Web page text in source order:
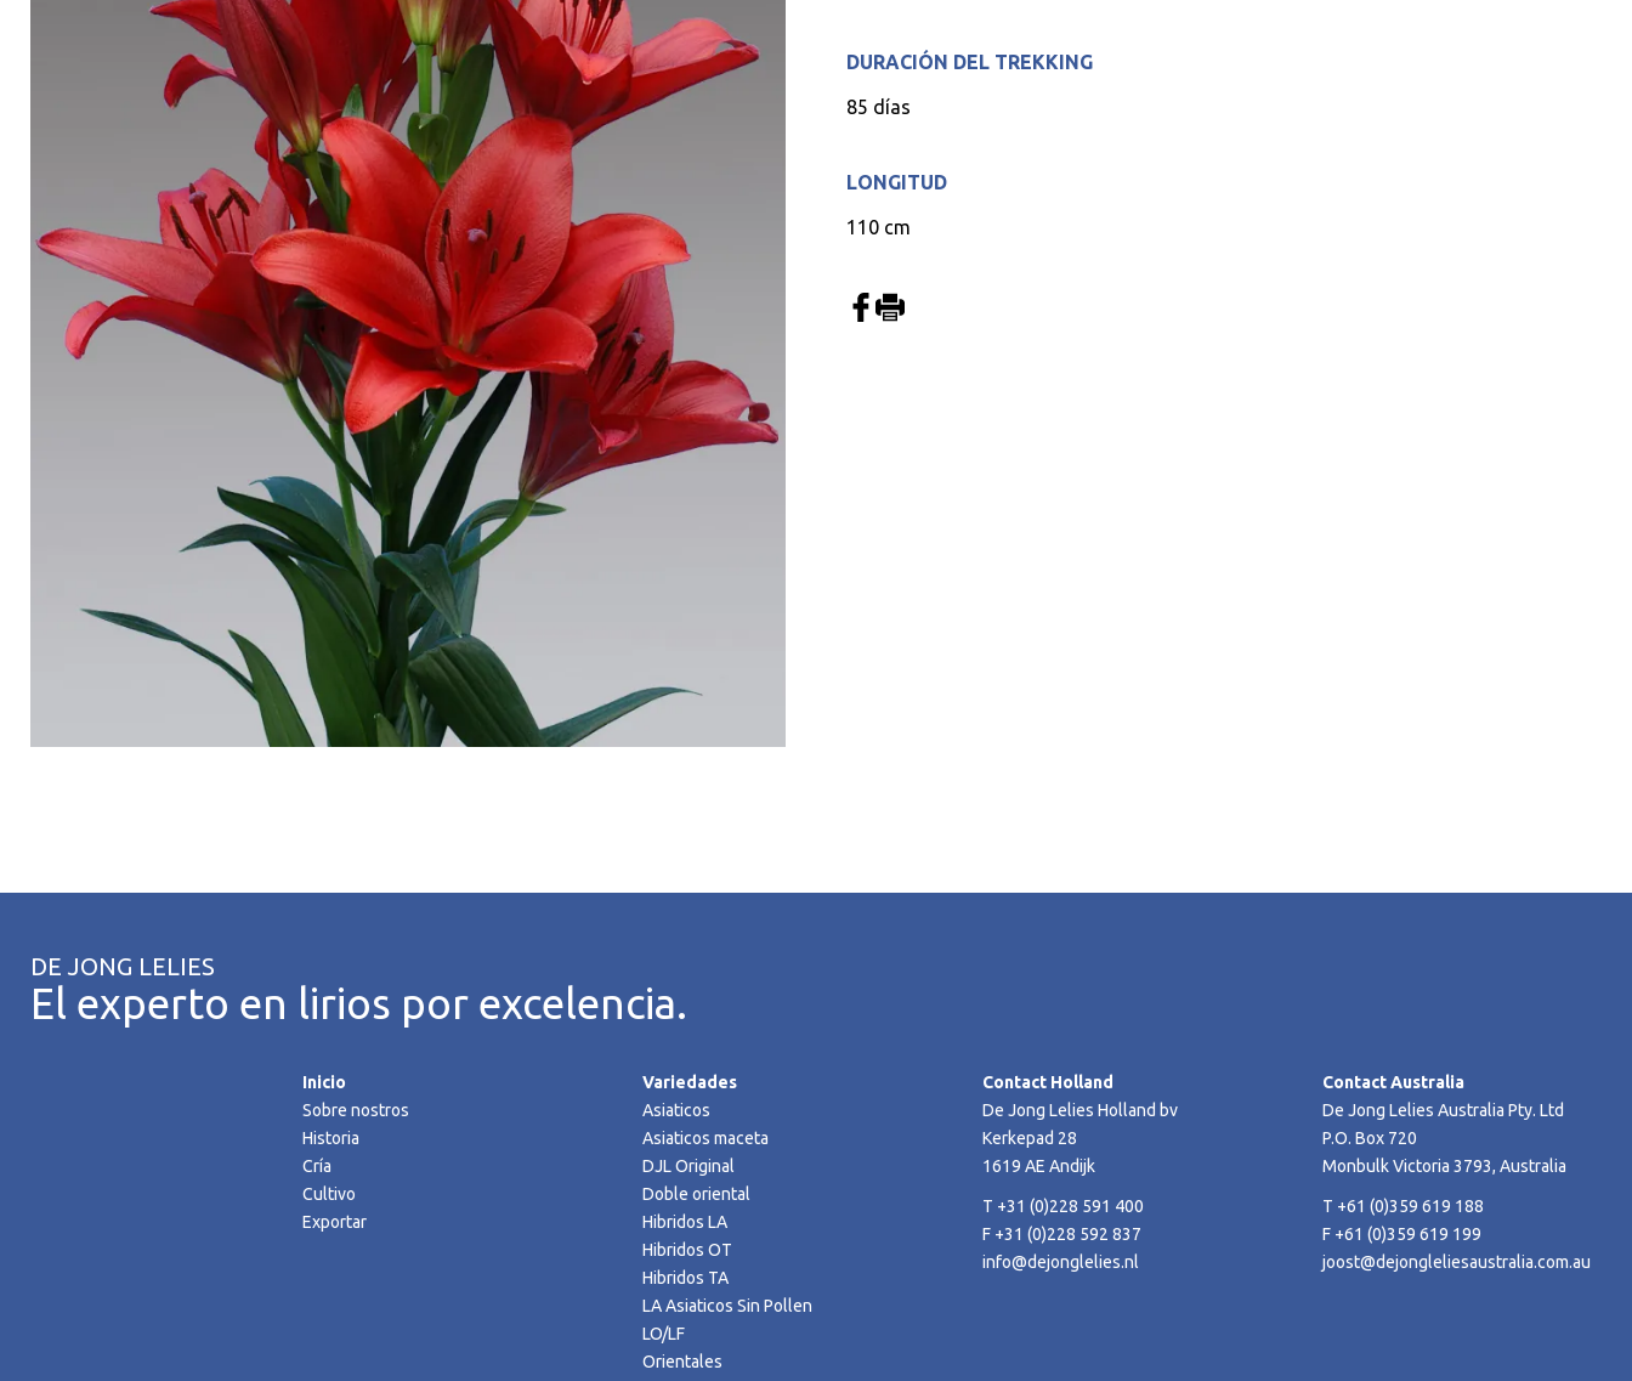
DURACIÓN DEL TREKKING
85 días
LONGITUD
110 cm
DE JONG LELIES
El experto en lirios por excelencia.
Inicio
Sobre nostros
Historia
Cría
Cultivo
Exportar
Variedades
Asiaticos
Asiaticos maceta
DJL Original
Doble oriental
Hibridos LA
Hibridos OT
Hibridos TA
LA Asiaticos Sin Pollen
LO/LF
Orientales
Contact Holland
De Jong Lelies Holland bv
Kerkepad 28
1619 AE Andijk
T +31 (0)228 591 400
F +31 (0)228 592 837
info@dejonglelies.nl
Contact Australia
De Jong Lelies Australia Pty. Ltd
P.O. Box 720
Monbulk Victoria 3793, Australia
T +61 (0)359 619 188
F +61 (0)359 619 199
joost@dejongleliesaustralia.com.au